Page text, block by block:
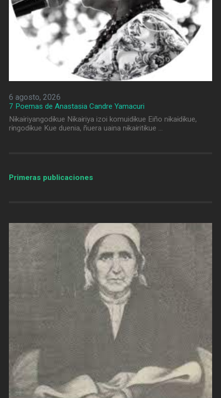
6 agosto, 2026
7 Poemas de Anastasia Candre Yamacuri
Nɨkaɨriyangodɨkue Nɨkaɨriya izoi komuidɨkue Eiño nɨkaɨdɨkue,
rɨngodɨkue Kue duenia, ñuera uaina nɨkaɨritɨkue …
Primeras publicaciones